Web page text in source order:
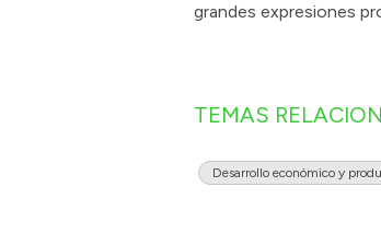
grandes expresiones
TEMAS
Desarrollo económico y